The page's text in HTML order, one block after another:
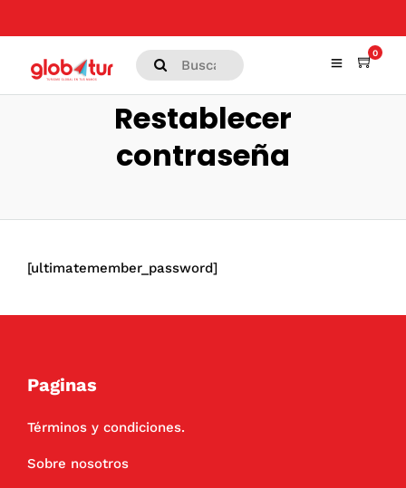
0
Restablecer
contraseña
[ultimatemember_password]
Paginas
Términos y condiciones.
Sobre nosotros